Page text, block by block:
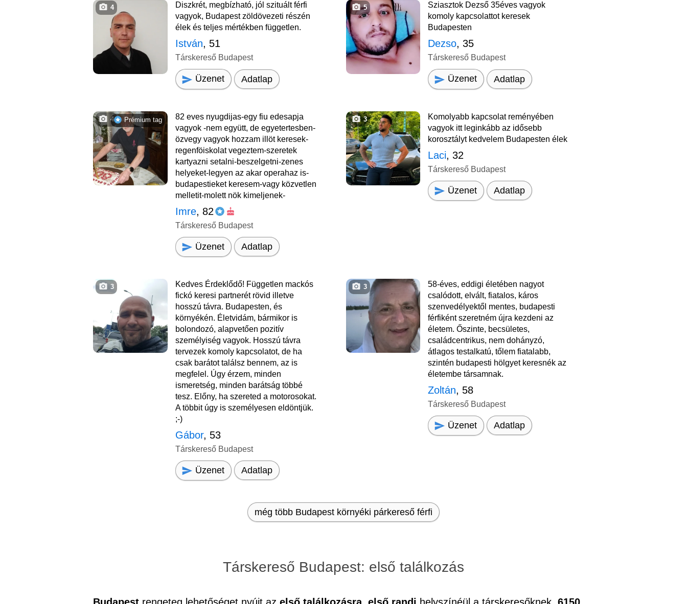
4
Diszkrét, megbízható, jól szituált férfi
vagyok, Budapest zöldövezeti részén
élek és teljes mértékben független.
István, 51
Társkereső Budapest
Üzenet Adatlap
5
Sziasztok Dezső 35éves vagyok
komoly kapcsolattot keresek
Budapesten
Dezso, 35
Társkereső Budapest
Üzenet Adatlap
4 Prémium tag
82 eves nyugdijas-egy fiu edesapja
vagyok -nem együtt, de egyetertesben-
özvegy vagyok hozzam illöt keresek-
regenföiskolat vegeztem-szeretek
kartyazni setalni-beszelgetni-zenes
helyeket-legyen az akar operahaz is-
budapestieket keresem-vagy közvetlen
melletit-molett nök kimeljenek-
Imre, 82
Társkereső Budapest
Üzenet Adatlap
3
Komolyabb kapcsolat reményében
vagyok itt leginkább az idősebb
korosztályt kedvelem Budapesten élek
Laci, 32
Társkereső Budapest
Üzenet Adatlap
3
Kedves Érdeklődő! Független mackós
fickó keresi partnerét rövid illetve
hosszú távra. Budapesten, és
környékén. Életvidám, bármikor is
bolondozó, alapvetően pozitív
személyiség vagyok. Hosszú távra
tervezek komoly kapcsolatot, de ha
csak barátot találsz bennem, az is
megfelel. Úgy érzem, minden
ismeretség, minden barátság többé
tesz. Előny, ha szereted a motorosokat.
A többit úgy is személyesen eldöntjük.
;-)
Gábor, 53
Társkereső Budapest
Üzenet Adatlap
3
58-éves, eddigi életében nagyot
csalódott, elvált, fiatalos, káros
szenvedélyektől mentes, budapesti
férfiként szeretném újra kezdeni az
életem. Őszinte, becsületes,
családcentrikus, nem dohányzó,
átlagos testalkatú, tőlem fiatalabb,
szintén budapesti hölgyet keresnék az
életembe társamnak.
Zoltán, 58
Társkereső Budapest
Üzenet Adatlap
még több Budapest környéki párkereső férfi
Társkereső Budapest: első találkozás